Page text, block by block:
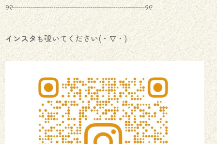
୨୧┈┈┈┈┈┈┈┈┈┈┈┈┈┈┈┈┈୨୧
インスタも覗いてください(・∇・)